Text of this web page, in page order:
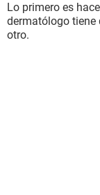
Lo primero es
dermatólogo tiene
otro.